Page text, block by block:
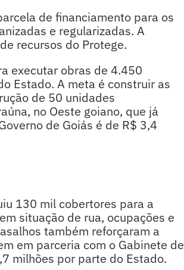
de financiamento para os
e regularizadas. A
recursos do Protege.
executar obras de 4.450
Estado. A meta é construir as
de 50 unidades
no Oeste goiano, que já
de Goiás é de R$ 3,4
130 mil cobertores para a
situação de rua, ocupações e
também reforçaram a
em parceria com o Gabinete de
milhões por parte do Estado.